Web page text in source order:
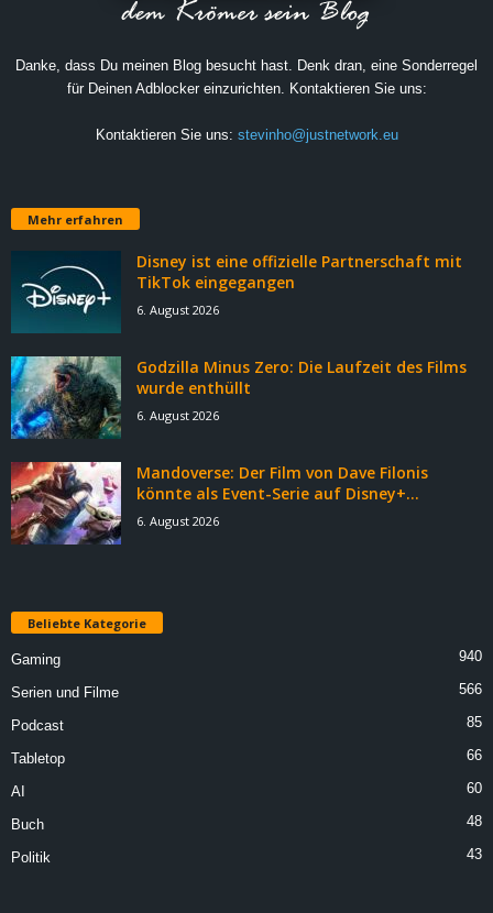
Danke, dass Du meinen Blog besucht hast. Denk dran, eine Sonderregel
für Deinen Adblocker einzurichten. Kontaktieren Sie uns:
Kontaktieren Sie uns: stevinho@justnetwork.eu
Mehr erfahren
Disney ist eine offizielle Partnerschaft mit
TikTok eingegangen
6. August 2026
Godzilla Minus Zero: Die Laufzeit des Films
wurde enthüllt
6. August 2026
Mandoverse: Der Film von Dave Filonis
könnte als Event-Serie auf Disney+...
6. August 2026
Beliebte Kategorie
Gaming 940
Serien und Filme 566
Podcast 85
Tabletop 66
AI 60
Buch 48
Politik 43